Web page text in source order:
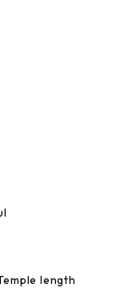
length